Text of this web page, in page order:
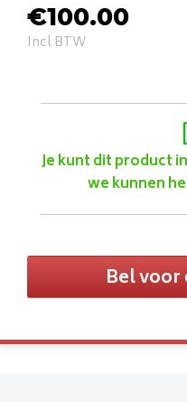
€100.00
Incl BTW
Je kunt dit product
we kunnen
Bel voor